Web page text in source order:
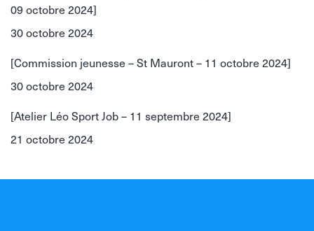
09 octobre 2024]
30 octobre 2024
[Commission jeunesse – St Mauront – 11 octobre 2024]
30 octobre 2024
[Atelier Léo Sport Job – 11 septembre 2024]
21 octobre 2024